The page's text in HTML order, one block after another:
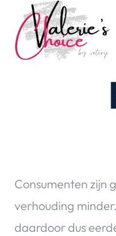
Consumenten zijn
verhouding
daardoor dus